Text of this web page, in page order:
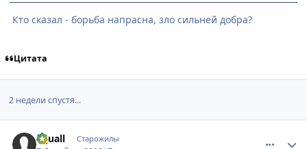
Кто сказал - борьба напрасна, зло сильней добра?
Цитата
2 недели спустя...
Squall Старожилы